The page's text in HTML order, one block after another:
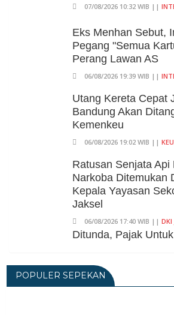
07/08/2026 10:32 WIB ||
Eks Menhan Sebut,
Pegang "Semua
Perang Lawan AS
06/08/2026 19:39 WIB ||
Utang Kereta Cepat
Bandung Akan
Kemenkeu
06/08/2026 19:02 WIB ||
Ratusan Senjata Api
Narkoba Ditemukan
Kepala Yayasan
Jaksel
06/08/2026 17:40 WIB || DKI
Ditunda, Pajak Untuk
06/08/2026 14:23 WIB ||
POPULER SEPEKAN